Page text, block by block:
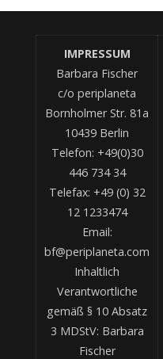
IMPRESSUM
Barbara Fischer
c/o periplaneta
Bornholmer Str. 81a
10439 Berlin
Telefon: +49(0)30
446 734 34
Telefax: +49 (0) 32
12 1233474
Email:
bf@periplaneta.com
Inhaltlich
Verantwortliche
gemäß § 10 Absatz
3 MDStV: Barbara
Fischer